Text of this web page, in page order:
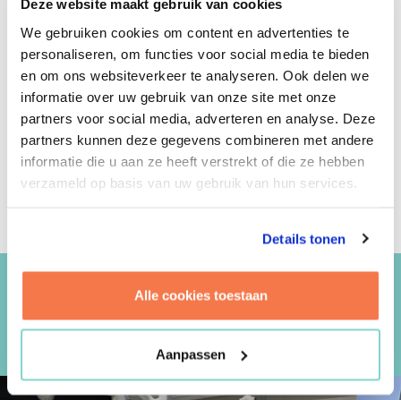
Deze website maakt gebruik van cookies
We gebruiken cookies om content en advertenties te
personaliseren, om functies voor social media te bieden
en om ons websiteverkeer te analyseren. Ook delen we
informatie over uw gebruik van onze site met onze
partners voor social media, adverteren en analyse. Deze
partners kunnen deze gegevens combineren met andere
informatie die u aan ze heeft verstrekt of die ze hebben
verzameld op basis van uw gebruik van hun services.
Details tonen
Alle cookies toestaan
Aanpassen
onderzoeksinstellingen binnen de zorg en
universiteiten, en farmaceutische bedrijven. Zo hebben
we onder andere projecten gedaan voor ASML, DSM,
TU Delft, High Tech Campus, Brightlands Chemelot
Campus Prinses Maxima Ziekenhuis en het Erasmus
MC.
Wil je meer weten over onze aanpak en
projecten? Vraag onze expert-
contactpersonen onderaan deze pagina!
PROJECTEN UITGELICHT